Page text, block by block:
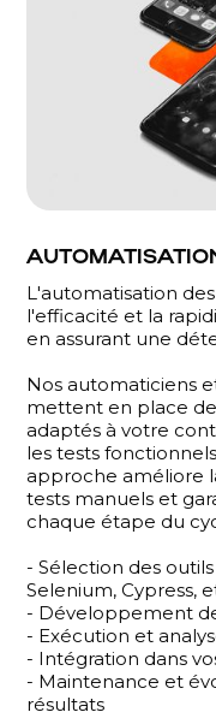
L'automatisation
l'efficacité et la
en assurant une
Nos automaticiens
mettent en place
adaptés à votre
les tests
approche améliore
tests manuels et
chaque étape du
- Sélection des
Selenium, Cypress,
- Développement
- Exécution et
- Intégration dans
- Maintenance et
résultats